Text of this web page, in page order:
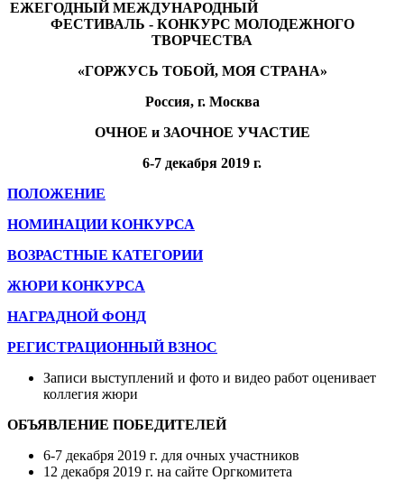
ЕЖЕГОДНЫЙ МЕЖДУНАРОДНЫЙ
ФЕСТИВАЛЬ - КОНКУРС МОЛОДЕЖНОГО
ТВОРЧЕСТВА
«ГОРЖУСЬ ТОБОЙ, МОЯ СТРАНА»
Россия, г. Москва
ОЧНОЕ и ЗАОЧНОЕ УЧАСТИЕ
6-7 декабря 2019 г.
ПОЛОЖЕНИЕ
НОМИНАЦИИ КОНКУРСА
ВОЗРАСТНЫЕ КАТЕГОРИИ
ЖЮРИ КОНКУРСА
НАГРАДНОЙ ФОНД
РЕГИСТРАЦИОННЫЙ ВЗНОС
Записи выступлений и фото и видео работ оценивает
коллегия жюри
ОБЪЯВЛЕНИЕ ПОБЕДИТЕЛЕЙ
6-7 декабря 2019 г. для очных участников
12 декабря 2019 г. на сайте Оргкомитета